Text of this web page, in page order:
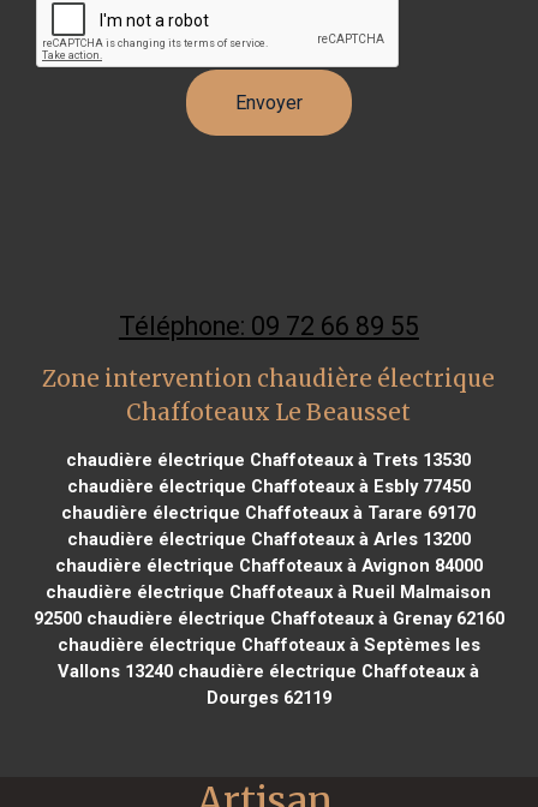
Téléphone: 09 72 66 89 55
Zone intervention chaudière électrique
Chaffoteaux Le Beausset
chaudière électrique Chaffoteaux à Trets 13530
chaudière électrique Chaffoteaux à Esbly 77450
chaudière électrique Chaffoteaux à Tarare 69170
chaudière électrique Chaffoteaux à Arles 13200
chaudière électrique Chaffoteaux à Avignon 84000
chaudière électrique Chaffoteaux à Rueil Malmaison
92500chaudière électrique Chaffoteaux à Grenay 62160
chaudière électrique Chaffoteaux à Septèmes les
Vallons 13240 chaudière électrique Chaffoteaux à
Dourges 62119